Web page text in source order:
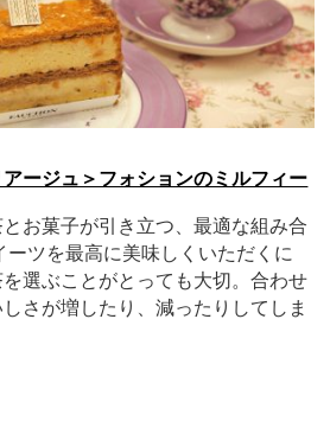
ージュ＞フォションのミルフィー
お菓子が引き立つ、最適な組み合
ーツを最高に美味しくいただくに
選ぶことがとっても大切。合わせ
さが増したり、減ったりしてしま